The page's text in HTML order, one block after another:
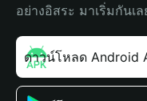
อย่างอิสระ มาเริ่มกันเล
ดาวน์โหลด Android